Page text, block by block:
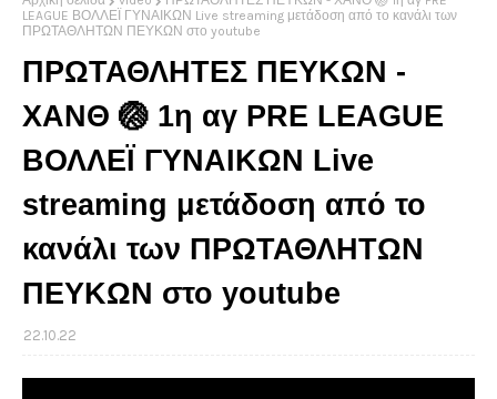
LEAGUE ΒΟΛΛΕΪ ΓΥΝΑΙΚΩΝ Live streaming μετάδοση από το κανάλι των
ΠΡΩΤΑΘΛΗΤΩΝ ΠΕΥΚΩΝ στο youtube
ΠΡΩΤΑΘΛΗΤΕΣ ΠΕΥΚΩΝ -
ΧΑΝΘ 🏐 1η αγ PRE LEAGUE
ΒΟΛΛΕΪ ΓΥΝΑΙΚΩΝ Live
streaming μετάδοση από το
κανάλι των ΠΡΩΤΑΘΛΗΤΩΝ
ΠΕΥΚΩΝ στο youtube
22.10.22